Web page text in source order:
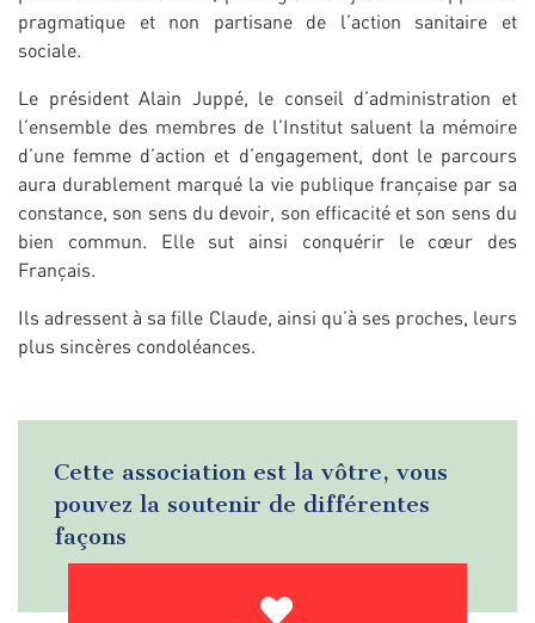
pragmatique et non partisane de l’action sanitaire et
sociale.
Le président Alain Juppé, le conseil d’administration et
l’ensemble des membres de l’Institut saluent la mémoire
d’une femme d’action et d’engagement, dont le parcours
aura durablement marqué la vie publique française par sa
constance, son sens du devoir, son efficacité et son sens du
bien commun. Elle sut ainsi conquérir le cœur des
Français.
Ils adressent à sa fille Claude, ainsi qu’à ses proches, leurs
plus sincères condoléances.
Cette association est la vôtre, vous
pouvez la soutenir de différentes
façons